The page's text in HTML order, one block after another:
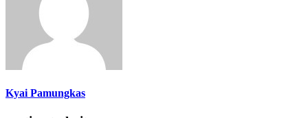
Kyai Pamungkas